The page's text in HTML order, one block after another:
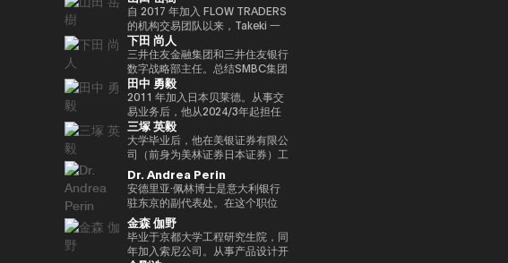
ThinkBlaze是Outblaze的研究部
门，负责研究技术中具有社会意义
的问题。自2018年以来，Yat一直
是游戏行业使用区块链和NFT（不
可替代代币）的早期支持者。人们
认为，这将使游戏玩家能够真正拥
有游戏中的资产和数据，进而拥有
价值本身。Yat 对去中心化应用程
序和数字资产的潜力有了清晰的认
识，很快带领 Animoca Brands
在区块链、游戏、NFT 和开放的
元宇宙中占据了领导地位。
Animoca Brands已经开发了多个
以NFT为中心的子公司和产品组，
还投资了540多家区块链相关公
司，以建立世界上最大的区块链投
资组合之一。迄今为止，Yat先生
获得了许多荣誉，并被世界经济论
也被称为比特币的早期投资者和思
想领袖（思想领袖），他参与了包
括以太坊和泰达币在内的重大区块
链项目的初始营销和咨询。由于这
些成就，它被CNBC称为 “加密教
父（加密教父）”。BitAngels 于
2013 年共同创立，BitAngels
Fund 1 于 2014 年共同创立。该
基金以以太坊众筹中以每枚代币
30美分的价格投资100万美元而闻
名。图尔平也是2015年开发了 “比
特币四季模型（比特币的四季）”
的人，他于2024年由天马出版社
出版的《比特币超级周期》一书获
得了高度赞誉，并因准确预测
2024/11年初比特币的历史高点更
新而受到关注。在进入数字资产领
域之前，他创立了Market
序”（O'Reilly Japan）。合著了
《Web3的未解决问题》（日经英
国石油公司）和《13人对Web3加
密资产的未来预测》（朝日新闻出
版社）。
合资设立以及零售能源业务等新业
务项目提供资金。
首席数字官和IT总经理以及微软的
业务执行官兼金融创新部门经理之
后，他目前担任现任职务。通用公
司协会 FINOVATORS 成立。
2021年被任命为日本区块链协会
理事。毕业于同志社大学，在东京
大学完成了第17次EMP。
务违约管理流程改进项目，领导了
日本证券清算组织的场外衍生品
（信用违约互换和利率互换）结算
项目，并负责日本交易所集团清算
结算领域的业务规划。自2016年
以来，我一直在PWCJapan首席
执行官办公室（企业规划）支持领
导团队的战略讨论。2018/7年，
他加入了运营全球加密资产交易所
Kraken的Payward, Inc.（美
国），并为金融服务局的注册做出
了贡献。从2020/3年起，他就任
公司在日本的代表。2022/7 年，
他就任币安驻日本代表。完成了牛
津大学工商管理硕士（MBA）学
位。
自 2017 年加入 FLOW TRADERS
的机构交易团队以来，Takeki 一
直为机构投资者提供流动性服务，
通过大宗交易覆盖包括 ETF、国
际债券及数字资产在内的多种资产
类别，工作地点涵盖新加坡及香
港。 他同时负责日本业务的整体
发展，与日本国内的机构投资者、
ETF 发行方、交易平台、证券交
易所以及加密资产交易所保持密切
合作。 FLOW TRADERS 已连续
多年获得东京证券交易所颁发的
“最佳做市商”奖项。作为一家上市
公司，FLOW TRADERS 亦积极参
与包括现货加密资产及加密资产
ETF 在内的数字资产流动性提
供，致力于连接传统金融与数字资
产行业。
下田 尚人
三井住友金融集团和三井住友银行
数字战略部主任。总结SMBC集团
在数字资产方面的工作。日本银行
结算与结算服务局顾问，任期至
2025/6。结算与结算管理局利用
新技术（Project Agora等）参与
规划和推广先进的结算项目，以及
关于人工智能对金融系统的影响的
国际研究。他还参与了各种国际政
策讨论机构，例如国际清算银行结
算市场基础设施委员会
（CPMI）、七国集团数字支付专
家组（2023年联席主席）、金融
稳定委员会（FSB）创新网络和
BIS/中央银行CBDC小组。在日本
田中 勇毅
2011 年加入日本贝莱德。从事交
易业务后，他从2024/3年起担任
贝莱德全球市场经理，负责监督交
易、证券借贷和现金管理。他还曾
在日本的数字战略领域工作。自
2025 年 1 月起，他还担任全球产
品解决方案部，负责监督同一部门
的过渡管理。
三塚 英毅
大学毕业后，他在美银证券有限公
司（前身为美林证券日本证券）工
作，在法国巴黎银行证券有限公司
担任多个职位后，他成为全球市场
管理部的首席运营官。在Web3公
司Animoca Brands Co., Ltd.成
立时担任首席运营官后，他自
2024/3年以来一直担任现任职
务。
Dr. Andrea Perin
安德里亚·佩林博士是意大利银行
驻东京的副代表处。在这个职位
上，我负责日本、韩国、台湾、澳
大利亚和新西兰的经济政策讨论和
宏观经济和金融趋势的分析。我们
还努力通过与当地金融和监管机
金森 伽野
毕业于京都大学工程研究生院，同
年加入索尼公司。从事产品设计开